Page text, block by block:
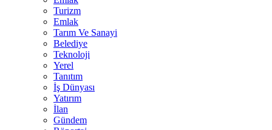
Turizm
Emlak
Tarım Ve Sanayi
Belediye
Teknoloji
Yerel
Tanıtım
İş Dünyası
Yatırım
İlan
Gündem